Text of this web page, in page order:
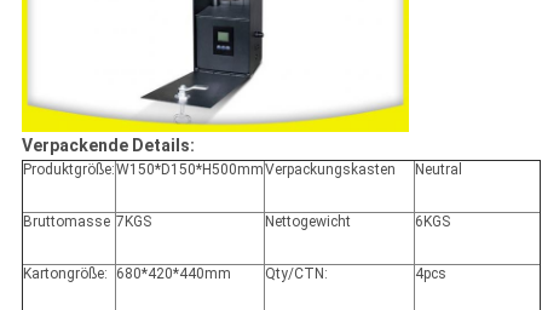
Verpackende Details:
Produktgröße:W150*D150*H500mmVerpackungskasten Neutral
Bruttomasse 7KGS Nettogewicht 6KGS
Kartongröße: 680*420*440mm Qty/CTN: 4pcs